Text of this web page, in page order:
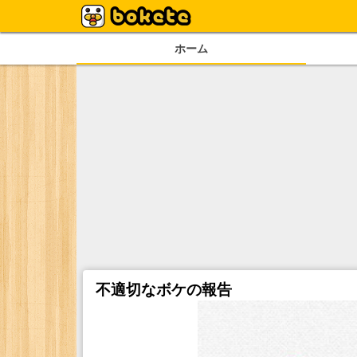
ホーム
不適切なボケの報告